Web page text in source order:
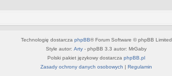
Technologię dostarcza phpBB® Forum Software © phpBB Limited
Style autor: Arty - phpBB 3.3 autor: MrGaby
Polski pakiet językowy dostarcza phpBB.pl
Zasady ochrony danych osobowych | Regulamin